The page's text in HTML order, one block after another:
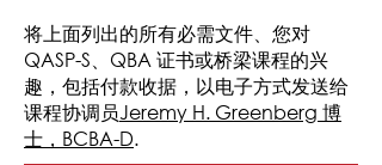
将上面列出的所有必需文件、您对
QASP-S、QBA 证书或桥梁课程的兴
趣，包括付款收据，以电子方式发送给
课程协调员Jeremy H. Greenberg 博
士，BCBA-D.